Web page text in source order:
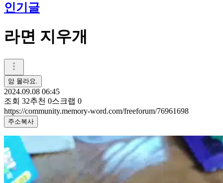
인기글
라면 지우개
암 몰라요.
2024.09.08 06:45
조회 32추천 0스크랩 0
https://community.memory-word.com/freeforum/76961698
주소복사